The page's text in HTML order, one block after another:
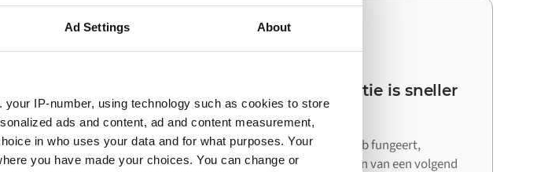
Ad Settings About
your IP-number, using technology such as cookies to store
ads and content, ad and content measurement,
in who uses your data and for what purposes. Your
you have made your choices. You can change or
handmatige
een persoon nodig
03
Je volgende integratie is sneller
dan de eerste
Omdat Alumio als centrale hub fungeert,
hergebruik je bij het aansluiten van een volgend